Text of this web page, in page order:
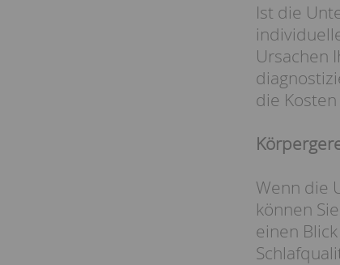
Ist die
Ursachen
die
Wenn die
können
einen